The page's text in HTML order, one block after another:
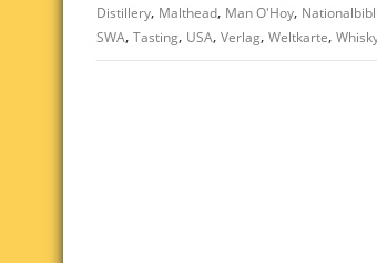
Distillery, Malthead, Man O'Hoy,
SWA, Tasting, USA, Verlag, Weltkarte,